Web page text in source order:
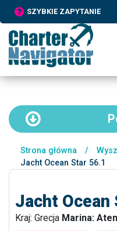
SZYBKIE ZAPYTANIE
Strona główna /
Jacht Ocean Star 56.1
Jacht Ocean
Kraj: Grecja Marina: